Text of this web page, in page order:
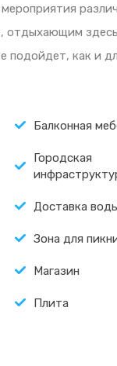
отдыхающим
подойдет, как и
Балконная
Городская
Доставка
Зона для
Магазин
Плита